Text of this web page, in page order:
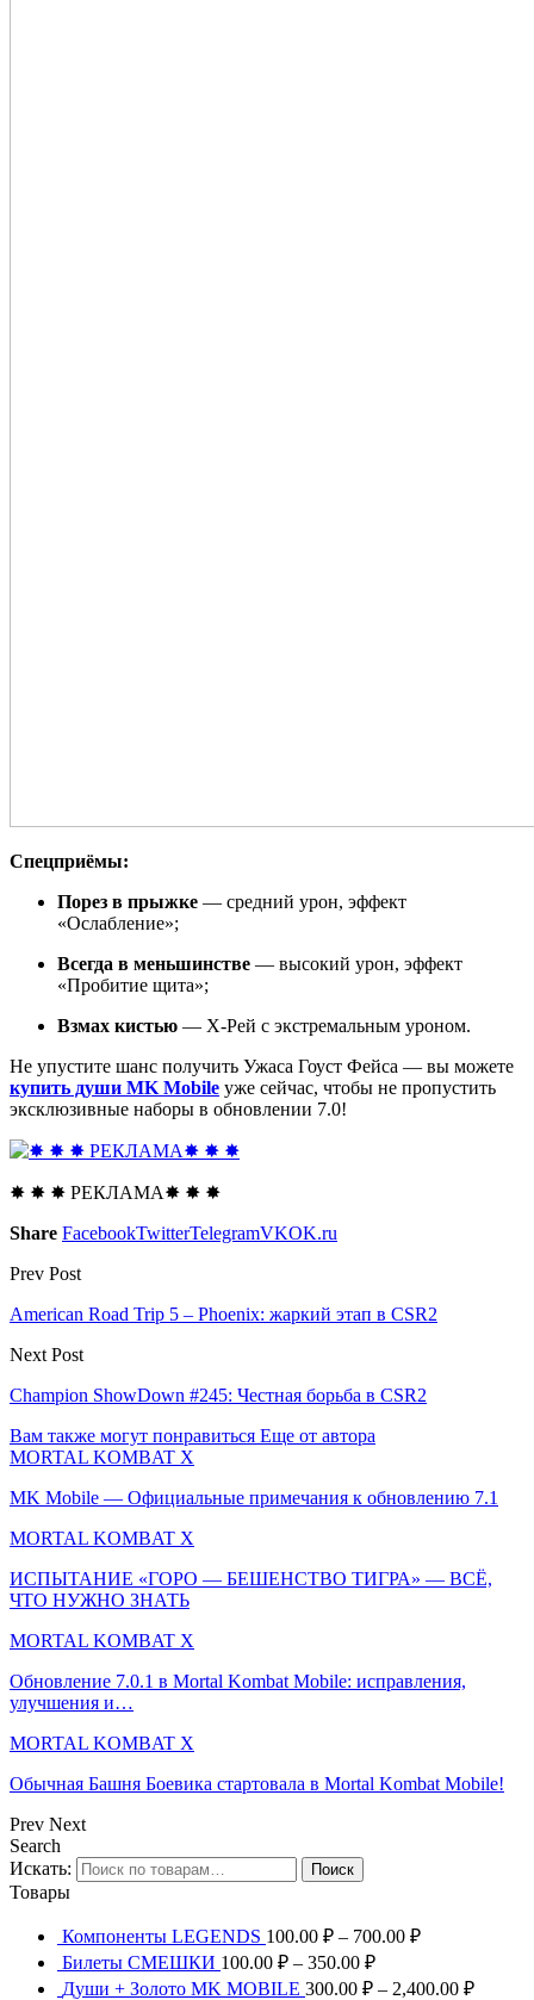
Спецприёмы:
Порез в прыжке — средний урон, эффект
«Ослабление»;
Всегда в меньшинстве — высокий урон, эффект
«Пробитие щита»;
Взмах кистью — Х-Рей с экстремальным уроном.
Не упустите шанс получить Ужаса Гоуст Фейса — вы можете
купить души MK Mobile уже сейчас, чтобы не пропустить
эксклюзивные наборы в обновлении 7.0!
✸ ✸ ✸ РЕКЛАМА✸ ✸ ✸
Share FacebookTwitterTelegramVKOK.ru
Prev Post
American Road Trip 5 – Phoenix: жаркий этап в CSR2
Next Post
Champion ShowDown #245: Честная борьба в CSR2
Вам также могут понравиться Еще от автора
MORTAL KOMBAT X
MK Mobile — Официальные примечания к обновлению 7.1
MORTAL KOMBAT X
ИСПЫТАНИЕ «ГОРО — БЕШЕНСТВО ТИГРА» — ВСЁ,
ЧТО НУЖНО ЗНАТЬ
MORTAL KOMBAT X
Обновление 7.0.1 в Mortal Kombat Mobile: исправления,
улучшения и…
MORTAL KOMBAT X
Обычная Башня Боевика стартовала в Mortal Kombat Mobile!
Prev Next
Search
Искать:
Поиск
Товары
Компоненты LEGENDS 100.00 ₽ – 700.00 ₽
Билеты СМЕШКИ 100.00 ₽ – 350.00 ₽
Души + Золото MK MOBILE 300.00 ₽ – 2,400.00 ₽